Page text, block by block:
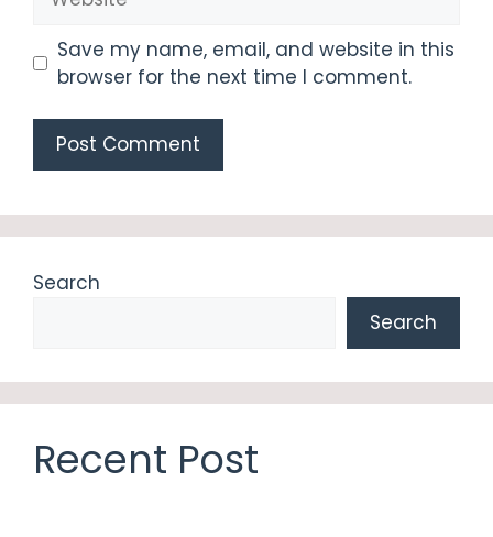
Save my name, email, and website in this
browser for the next time I comment.
Search
Search
Recent Post